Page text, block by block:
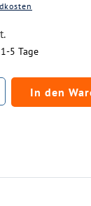
5 Tage
den
In den